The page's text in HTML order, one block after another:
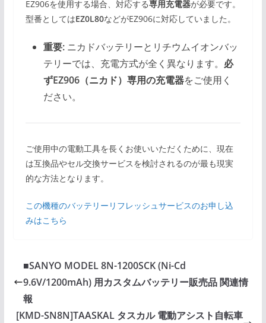
EZ906を使用する場合、対応する専用充電器が必要です。
型番としてはEZ0L80などがEZ906に対応していました。
重要:ニカドバッテリーとリチウムイオンバッ
テリーでは、充電方式が全く異なります。 必
ずEZ906（ニカド）専用の充電器をご使用く
ださい。
ご使用中の電動工具を長くお使いいただくために、現在
は互換品やセル交換サービスを検討されるのが最も現実
的な方法となります。
この機種のバッテリーリフレッシュサービスのお申し込
みはこちら
■SANYO MODEL 8N-1200SCK (Ni-Cd
9.6V/1200mAh) 用カスタムバッテリー販売品 関連情
報
[KMD-SN8N]TAASKAL タスカル 電動アシスト自転車